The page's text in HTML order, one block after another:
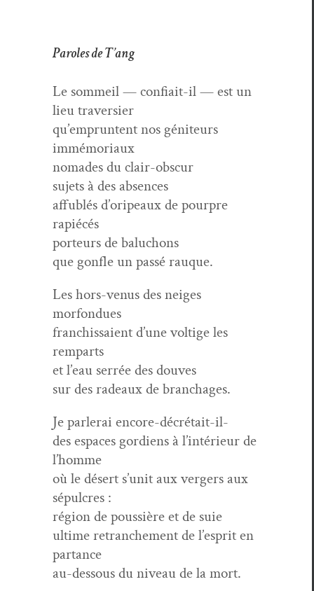
Paroles de T’ang
Le som­meil — con­fi­ait-il — est un
lieu traversier
qu’empruntent nos géni­teurs
immémoriaux
nomades du clair-obscur
sujets à des absences
affublés d’ori­peaux de pour­pre
rapiécés
por­teurs de baluchons
que gon­fle un passé rauque.
Les hors-venus des neiges
morfondues
fran­chis­saient d’une voltige les
remparts
et l’eau ser­rée des douves
sur des radeaux de branchages.
Je par­lerai encore-décrétait-il-
des espaces gor­di­ens à l’in­térieur de
l’homme
où le désert s’u­nit aux verg­ers aux
sépulcres :
région de pous­sière et de suie
ultime retranche­ment de l’e­sprit en
partance
au-dessous du niveau de la mort.